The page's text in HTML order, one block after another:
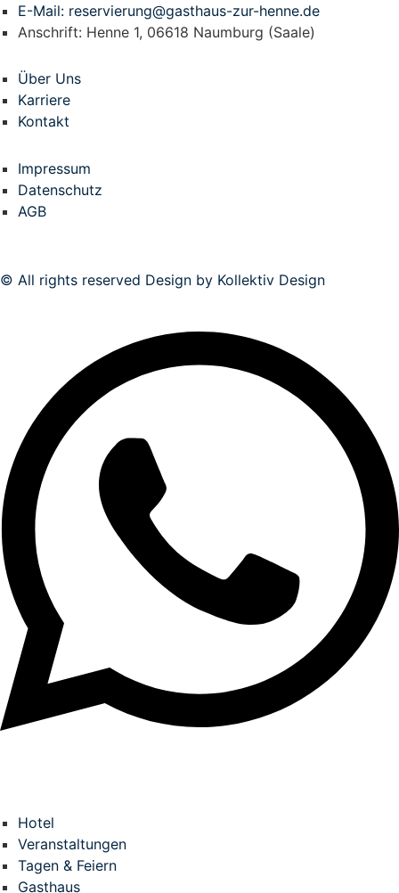
E-Mail: reservierung@gasthaus-zur-henne.de
Anschrift: Henne 1, 06618 Naumburg (Saale)
Über Uns
Karriere
Kontakt
Impressum
Datenschutz
AGB
© All rights reserved Design by Kollektiv Design
Hotel
Veranstaltungen
Tagen & Feiern
Gasthaus